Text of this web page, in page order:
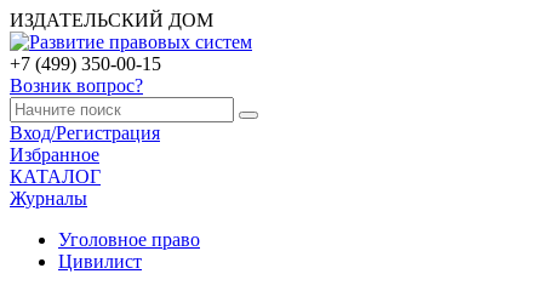
ИЗДАТЕЛЬСКИЙ ДОМ
+7 (499) 350-00-15
Возник вопрос?
Вход/Регистрация
Избранное
КАТАЛОГ
Журналы
Уголовное право
Цивилист